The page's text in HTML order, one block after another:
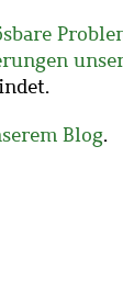
Blog.